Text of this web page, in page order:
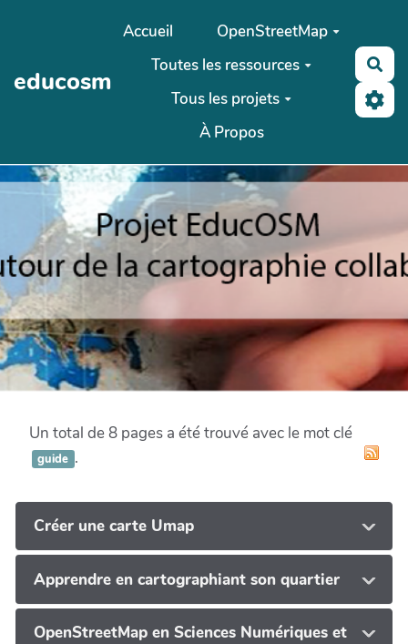
Aller au contenu principal
educosm
Accueil
OpenStreetMap
Toutes les ressources
Tous les projets
À Propos
Un total de 8 pages a été trouvé avec le mot clé
guide .
Créer une carte Umap
Apprendre en cartographiant son quartier
OpenStreetMap en Sciences Numériques et